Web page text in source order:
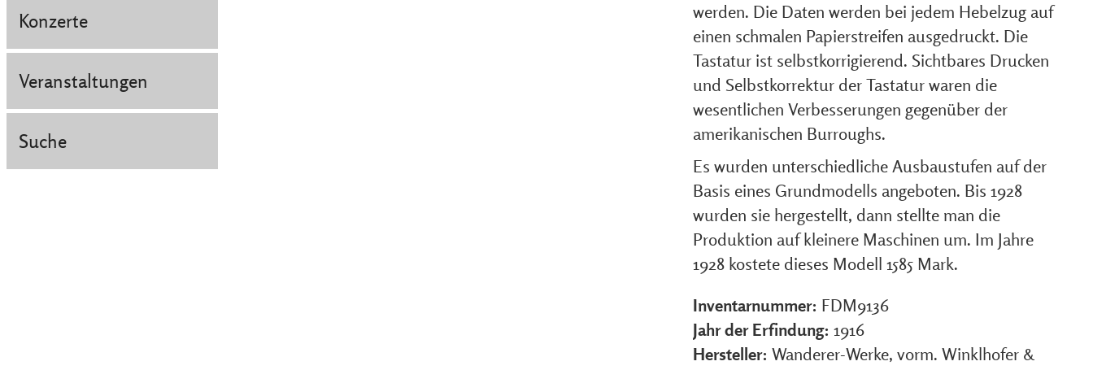
Konzerte
Veranstaltungen
Suche
werden. Die Daten werden bei jedem Hebelzug auf
einen schmalen Papierstreifen ausgedruckt. Die
Tastatur ist selbstkorrigierend. Sichtbares Drucken
und Selbstkorrektur der Tastatur waren die
wesentlichen Verbesserungen gegenüber der
amerikanischen Burroughs.
Es wurden unterschiedliche Ausbaustufen auf der
Basis eines Grundmodells angeboten. Bis 1928
wurden sie hergestellt, dann stellte man die
Produktion auf kleinere Maschinen um. Im Jahre
1928 kostete dieses Modell 1585 Mark.
Inventarnummer: FDM9136
Jahr der Erfindung: 1916
Hersteller: Wanderer-Werke, vorm. Winklhofer &